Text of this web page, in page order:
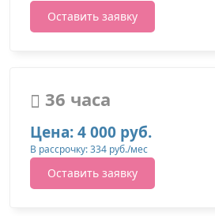
Оставить заявку
36 часа
Цена: 4 000 руб.
В рассрочку: 334 руб./мес
Оставить заявку